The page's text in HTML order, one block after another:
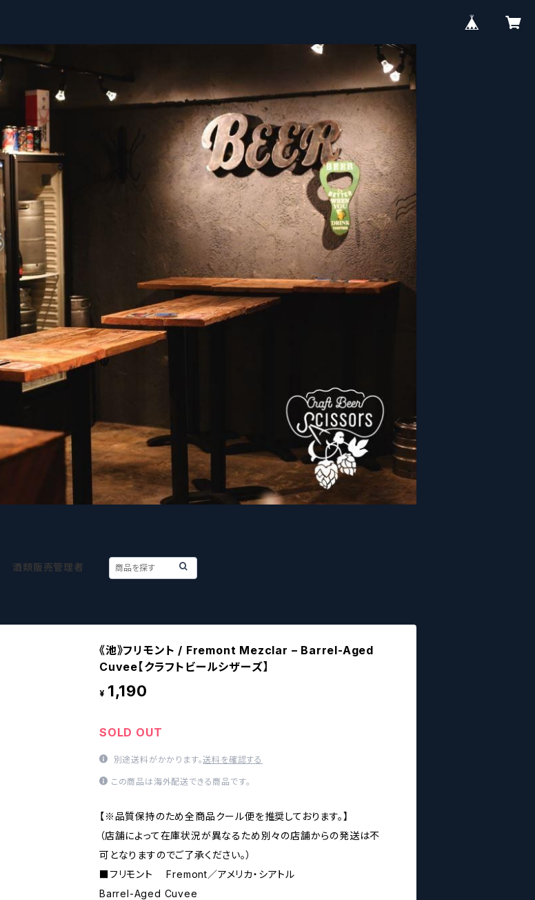
酒類販売管理者
《池》フリモント / Fremont Mezclar – Barrel-Aged
Cuvee【クラフトビールシザーズ】
¥ 1,190
SOLD OUT
別途送料がかかります。送料を確認する
この商品は海外配送できる商品です。
【※品質保持のため全商品クール便を推奨しております。】
（店舗によって在庫状況が異なるため別々の店舗からの発送は不
可となりますのでご了承ください。）
■フリモント Fremont／アメリカ・シアトル
Barrel-Aged Cuvee